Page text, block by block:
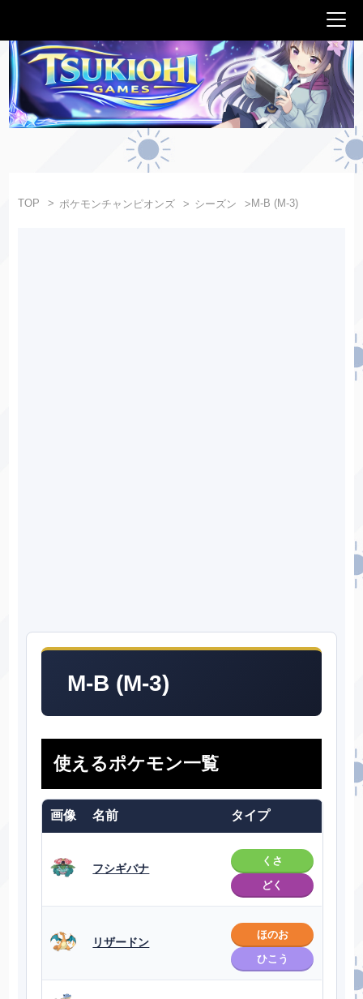
TOP ポケモンチャンピオンズ シーズン M-B (M-3)
M-B (M-3)
使えるポケモン一覧
画像 名前 タイプ
フシギバナ
くさ
どく
リザードン
ほのお
ひこう